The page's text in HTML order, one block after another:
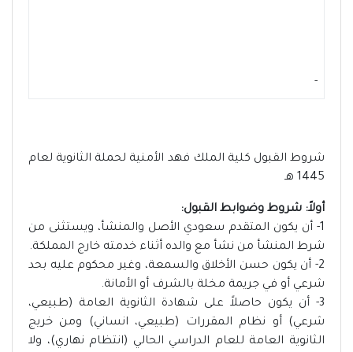
-
شروط القبول كلية الملك فهد الأمنية لحملة الثانوية لعام
1445 هـ
أولاً: شروط وضوابط القبول:
1- أن يكون المتقدم سعودي الأصل والمنشأ، ويستثنى من
شرط المنشأ من نشأ مع والده أثناء خدمته خارج المملكة.
2- أن يكون حسن الأخلاق والسمعة، وغير محكوم عليه بحد
شرعي أو في جريمة مخلة بالشرف أو الأمانة.
3- أن يكون حاصلاً على شهادة الثانوية العامة (طبيعي،
شرعي) أو نظام المقررات (طبيعي، انساني) ومن خريج
الثانوية العامة للعام الدراسي الحالي (انتظام نهاري)، ولا